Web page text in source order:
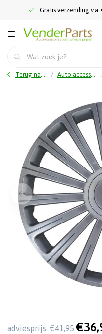
Gratis verzending
Terug naar home Auto accessoires
adviesprijs €41,95